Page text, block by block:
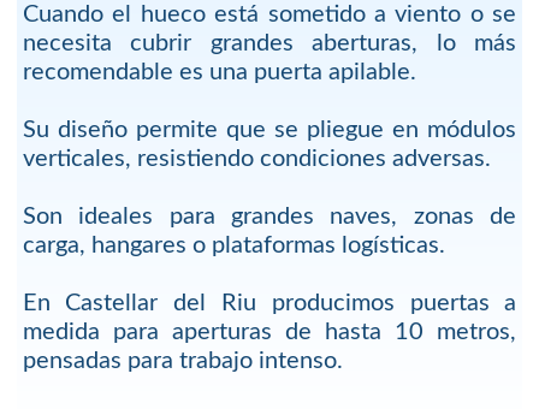
Cuando el hueco está sometido a viento o se
necesita cubrir grandes aberturas, lo más
recomendable es una puerta apilable.
Su diseño permite que se pliegue en módulos
verticales, resistiendo condiciones adversas.
Son ideales para grandes naves, zonas de
carga, hangares o plataformas logísticas.
En Castellar del Riu producimos puertas a
medida para aperturas de hasta 10 metros,
pensadas para trabajo intenso.